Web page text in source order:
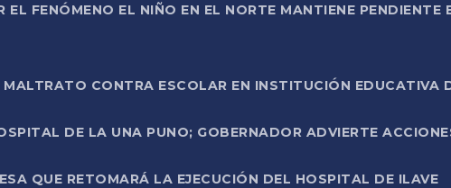
EL FENÓMENO EL NIÑO EN EL NORTE MANTIENE PENDIENTE
CONTRA ESCOLAR EN INSTITUCIÓN EDUCATIVA
DE LA UNA PUNO; GOBERNADOR ADVIERTE
QUE RETOMARÁ LA EJECUCIÓN DEL HOSPITAL DE ILAVE